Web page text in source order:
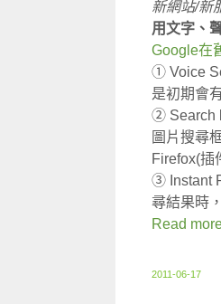
新網站/新
用文字、
Google在
① Voice
是初期會
② Search
圖片搜尋
Firefox(插
③ Instant
尋結果時
Read
2011-06-17